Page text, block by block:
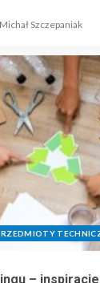
Michał Szczepaniak
–